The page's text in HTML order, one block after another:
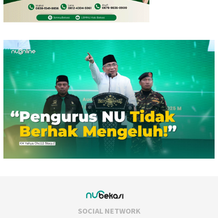
SOCIAL NETWORK